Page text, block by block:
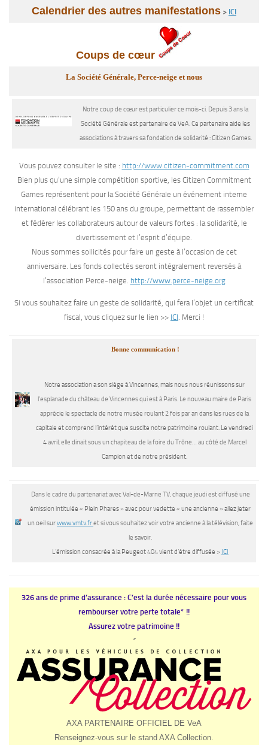
Calendrier des autres manifestations > ICI
Coups de cœur
La Société Générale, Perce-neige et nous
Notre coup de cœur est particulier ce mois-ci. Depuis 3 ans la
Société Générale est partenaire de VeA. Ce partenaire aide les
associations à travers sa fondation de solidarité : Citizen Games.
Vous pouvez consulter le site : http://www.citizen-commitment.com
Bien plus qu’une simple compétition sportive, les Citizen Commitment
Games représentent pour la Société Générale un événement interne
international célébrant les 150 ans du groupe, permettant de rassembler
et fédérer les collaborateurs autour de valeurs fortes : la solidarité, le
divertissement et l’esprit d’équipe.
Nous sommes sollicités pour faire un geste à l’occasion de cet
anniversaire. Les fonds collectés seront intégralement reversés à
l’association Perce-neige. http://www.perce-neige.org
Si vous souhaitez faire un geste de solidarité, qui fera l’objet un certificat
fiscal, vous cliquez sur le lien >> ICI. Merci !
Bonne communication !
Notre association a son siège à Vincennes, mais nous nous réunissons sur
l’esplanade du château de Vincennes qui est à Paris. Le nouveau maire de Paris
apprécie le spectacle de notre musée roulant 2 fois par an dans les rues de la
capitale et comprend l’intérêt que suscite notre patrimoine roulant. Le vendredi
4 avril, elle dinait sous un chapiteau de la foire du Trône… au côté de Marcel
Campion et de notre président.
Dans le cadre du partenariat avec Val-de-Marne TV, chaque jeudi est diffusé une
émission intitulée « Plein Phares » avec pour vedette « une ancienne » allez jeter
un oeil surwww.vmtv.fret si vous souhaitez voir votre ancienne à la télévision, faite
le savoir.
L’émission consacrée à la Peugeot 404 vient d’être diffusée > ICI
326 ans de prime d’assurance : C’est la durée nécessaire pour vous
rembourser votre perte totale* !!
Assurez votre patrimoine !!
*
AXA PARTENAIRE OFFICIEL DE VeA
Renseignez-vous sur le stand AXA Collection.